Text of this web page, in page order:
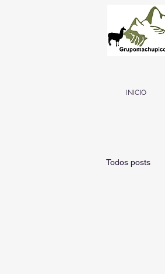
INICIO
Todos posts